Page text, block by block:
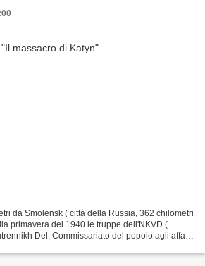
da Smolensk ( città della Russia, 362 chilometri
primavera del 1940 le truppe dell'NKVD (
Del, Commissariato del popolo agli affari